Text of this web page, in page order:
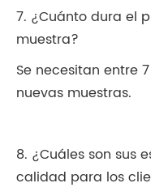
7. ¿Cuánto dura el
muestra?
Se necesitan entre
nuevas muestras.
8. ¿Cuáles son sus
calidad para los